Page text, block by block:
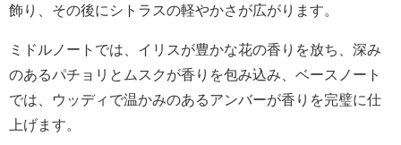
飾り、その後にシトラスの軽やかさが広がります。
ミドルノートでは、イリスが豊かな花の香りを放ち、深み
のあるパチョリとムスクが香りを包み込み、ベースノート
では、ウッディで温かみのあるアンバーが香りを完璧に仕
上げます。